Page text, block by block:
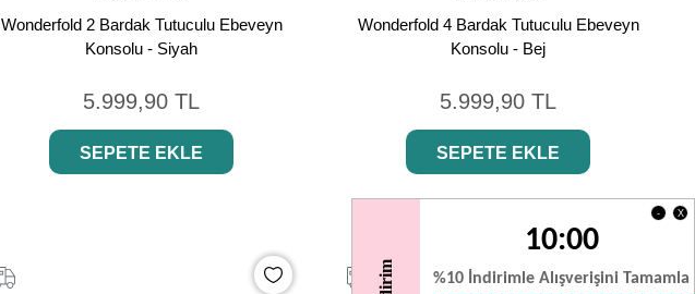
10:00
%10 İndirimle Alışverişini Tamamla
X
-
Wonderfold 2 Bardak Tutuculu Ebeveyn
Konsolu - Siyah
5.999,90 TL
SEPETE EKLE
Wonderfold 4 Bardak Tutuculu Ebeveyn
Konsolu - Bej
5.999,90 TL
SEPETE EKLE